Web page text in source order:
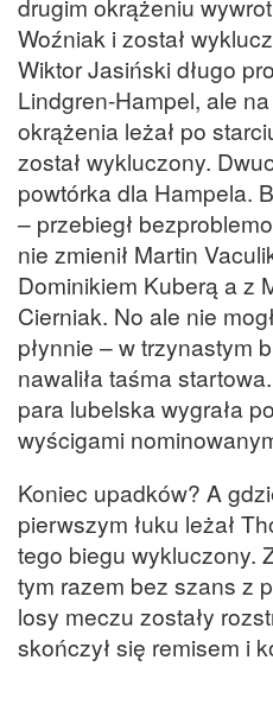
drugim okrążeniu
Woźniak i został
Wiktor Jasiński długo
Lindgren-Hampel, ale
okrążenia leżał po
został wykluczony.
powtórka dla Hampela.
– przebiegł
nie zmienił Martin
Dominikiem Kuberą a z
Cierniak. No ale nie
płynnie – w trzynastym
nawaliła taśma
para lubelska wygrała
wyścigami
Koniec upadków? A
pierwszym łuku leżał
tego biegu wykluczony.
tym razem bez szans z
losy meczu zostały
skończył się remisem i